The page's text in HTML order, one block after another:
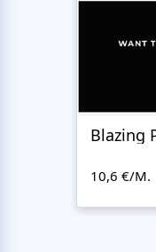
Blazing
10,6 €/M.